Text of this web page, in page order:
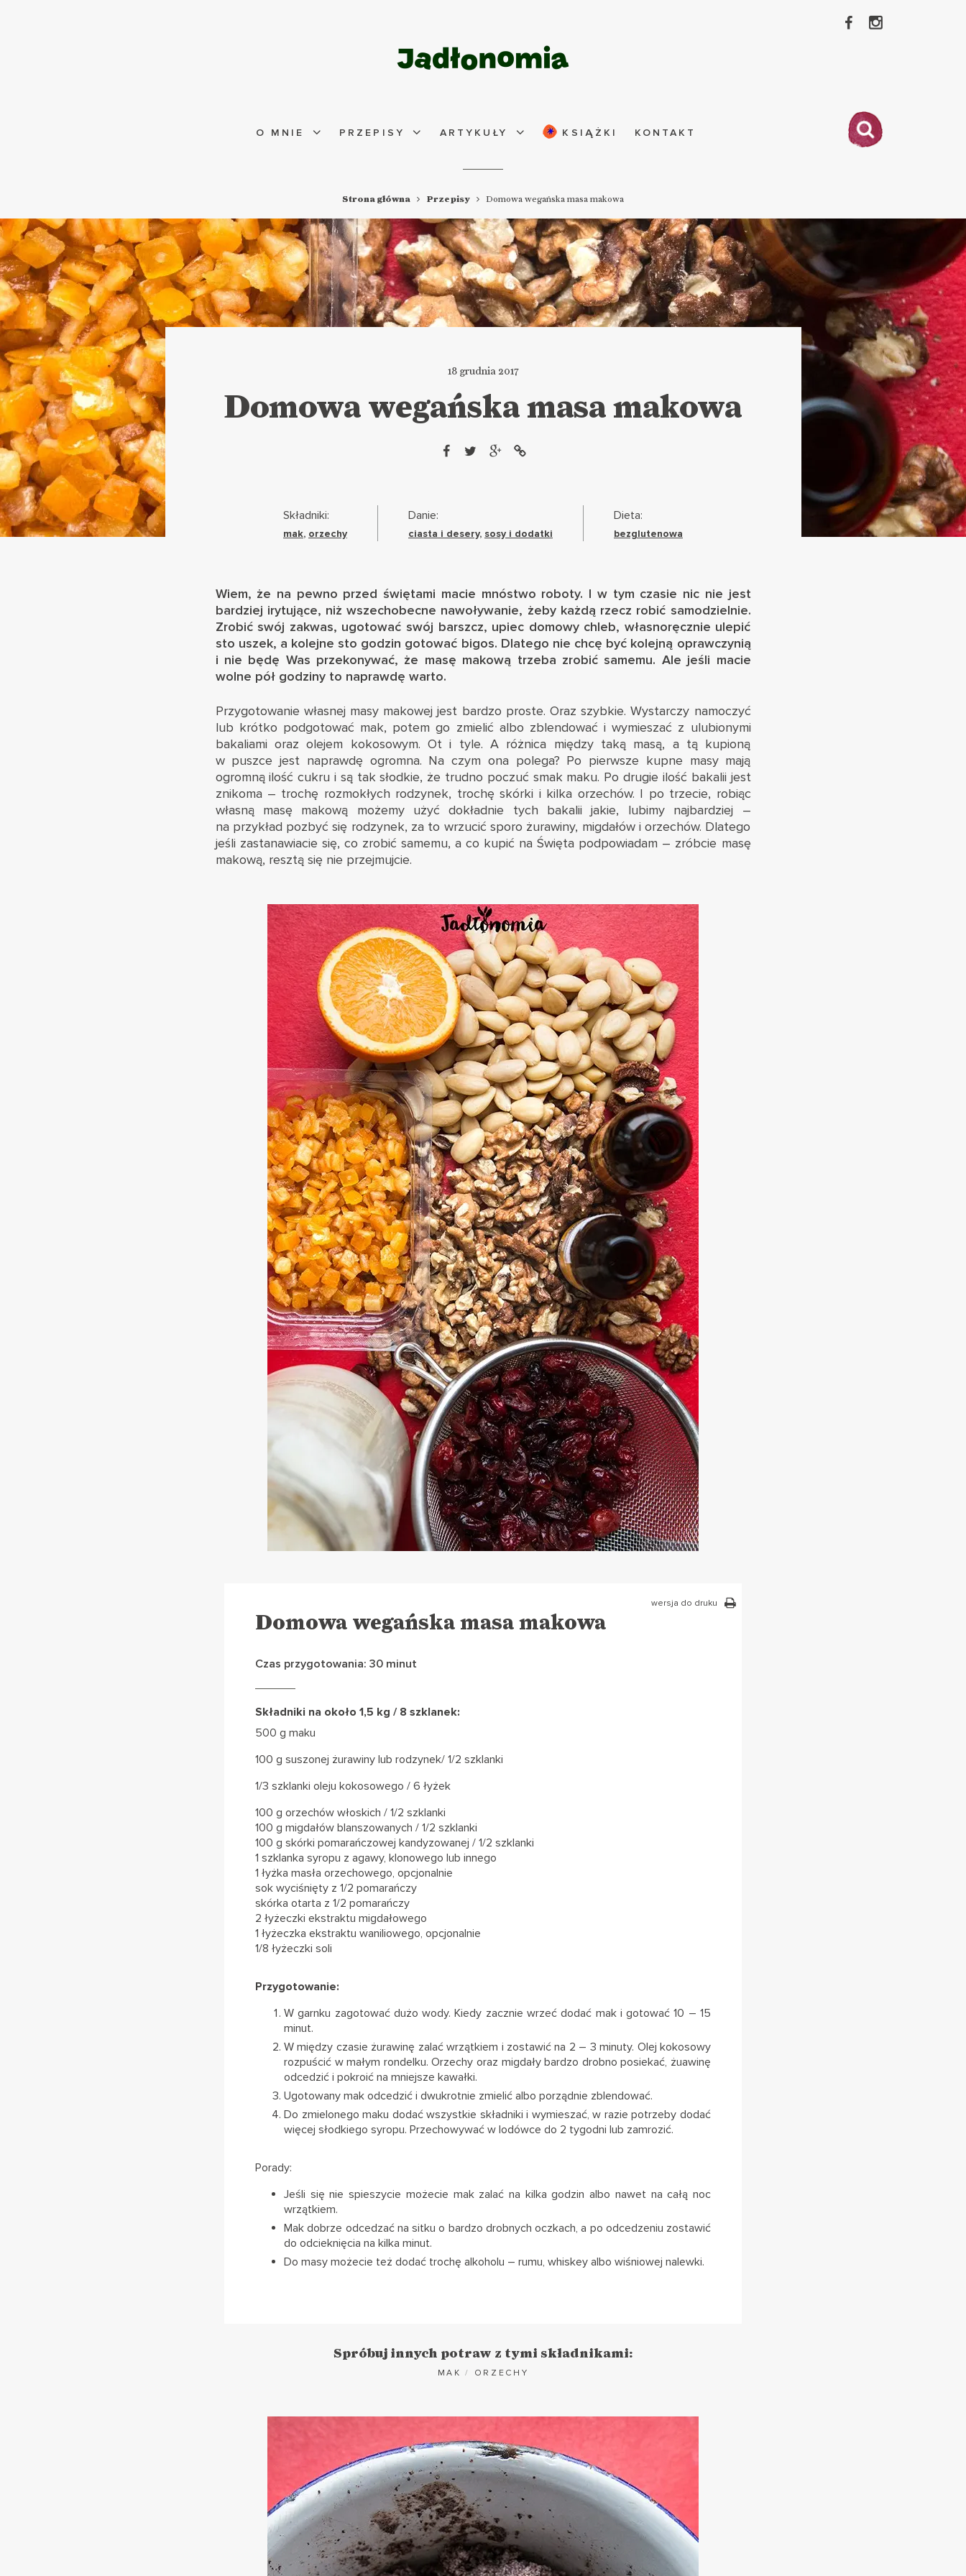
O MNIE PRZEPISY ARTYKUŁY KSIĄŻKI KONTAKT
Strona główna Przepisy Domowa wegańska masa makowa
18 grudnia 2017
Domowa wegańska masa makowa
Składniki:
mak, orzechy
Danie:
ciasta i desery, sosy i dodatki
Dieta:
bezglutenowa
Wiem, że na pewno przed świętami macie mnóstwo roboty. I w tym czasie nic nie jest
bardziej irytujące, niż wszechobecne nawoływanie, żeby każdą rzecz robić samodzielnie.
Zrobić swój zakwas, ugotować swój barszcz, upiec domowy chleb, własnoręcznie ulepić
sto uszek, a kolejne sto godzin gotować bigos. Dlatego nie chcę być kolejną oprawczynią
i nie będę Was przekonywać, że masę makową trzeba zrobić samemu. Ale jeśli macie
wolne pół godziny to naprawdę warto.
Przygotowanie własnej masy makowej jest bardzo proste. Oraz szybkie. Wystarczy namoczyć
lub krótko podgotować mak, potem go zmielić albo zblendować i wymieszać z ulubionymi
bakaliami oraz olejem kokosowym. Ot i tyle. A różnica między taką masą, a tą kupioną
w puszce jest naprawdę ogromna. Na czym ona polega? Po pierwsze kupne masy mają
ogromną ilość cukru i są tak słodkie, że trudno poczuć smak maku. Po drugie ilość bakalii jest
znikoma – trochę rozmokłych rodzynek, trochę skórki i kilka orzechów. I po trzecie, robiąc
własną masę makową możemy użyć dokładnie tych bakalii jakie, lubimy najbardziej –
na przykład pozbyć się rodzynek, za to wrzucić sporo żurawiny, migdałów i orzechów. Dlatego
jeśli zastanawiacie się, co zrobić samemu, a co kupić na Święta podpowiadam – zróbcie masę
makową, resztą się nie przejmujcie.
wersja do druku
Domowa wegańska masa makowa
Czas przygotowania: 30 minut
Składniki na około 1,5 kg / 8 szklanek:
500 g maku
100 g suszonej żurawiny lub rodzynek/ 1/2 szklanki
1/3 szklanki oleju kokosowego / 6 łyżek
100 g orzechów włoskich / 1/2 szklanki
100 g migdałów blanszowanych / 1/2 szklanki
100 g skórki pomarańczowej kandyzowanej / 1/2 szklanki
1 szklanka syropu z agawy, klonowego lub innego
1 łyżka masła orzechowego, opcjonalnie
sok wyciśnięty z 1/2 pomarańczy
skórka otarta z 1/2 pomarańczy
2 łyżeczki ekstraktu migdałowego
1 łyżeczka ekstraktu waniliowego, opcjonalnie
1/8 łyżeczki soli
Przygotowanie:
W garnku zagotować dużo wody. Kiedy zacznie wrzeć dodać mak i gotować 10 – 15
minut.
W między czasie żurawinę zalać wrzątkiem i zostawić na 2 – 3 minuty. Olej kokosowy
rozpuścić w małym rondelku. Orzechy oraz migdały bardzo drobno posiekać, żuawinę
odcedzić i pokroić na mniejsze kawałki.
Ugotowany mak odcedzić i dwukrotnie zmielić albo porządnie zblendować.
Do zmielonego maku dodać wszystkie składniki i wymieszać, w razie potrzeby dodać
więcej słodkiego syropu. Przechowywać w lodówce do 2 tygodni lub zamrozić.
Porady:
Jeśli się nie spieszycie możecie mak zalać na kilka godzin albo nawet na całą noc
wrzątkiem.
Mak dobrze odcedzać na sitku o bardzo drobnych oczkach, a po odcedzeniu zostawić
do odcieknięcia na kilka minut.
Do masy możecie też dodać trochę alkoholu – rumu, whiskey albo wiśniowej nalewki.
Spróbuj innych potraw z tymi składnikami:
MAK / ORZECHY